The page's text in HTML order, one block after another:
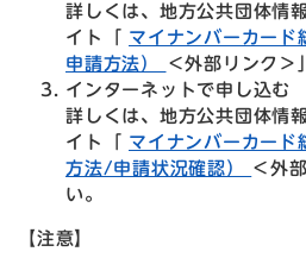
詳しくは、地方公共団体情
イト「 マイナンバーカード
申請方法）
＜外部リンク＞
インターネットで申し込む
詳しくは、地方公共団体情
イト「 マイナンバーカード
方法/申請状況確認）
＜外
い。
【注意】